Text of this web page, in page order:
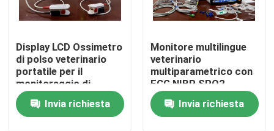
Casa
Prodotti
Video
Display LCD Ossimetro
di polso veterinario
portatile per il
monitoraggio di
animali domestici /
animaliInvia richiesta
Monitore multilingue
veterinario
multiparametrico con
ECG NIBP SPO2
2Temp
Invia richiesta